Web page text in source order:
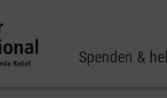
Spenden &